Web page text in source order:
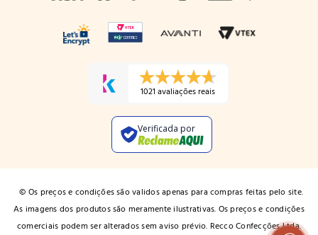
1021 avaliações reais
Verificada por
© Os preços e condições são validos apenas para compras feitas pelo site.
As imagens dos produtos são meramente ilustrativas. Os preços e condições
comerciais podem ser alterados sem aviso prévio. Recco Confecções Ltda.